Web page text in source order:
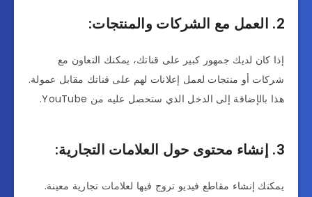
2. العمل مع الشركات والمنتجات:
إذا كان لديك جمهور كبير على قناتك، يمكنك التعاون مع
شركات أو منتجات لعمل إعلانات لهم على قناتك مقابل عمولة.
هذا بالإضافة إلى الدخل الذي ستحصل عليه من YouTube.
3. إنشاء محتوى حول العلامات التجارية:
يمكنك إنشاء مقاطع فيديو تروج فيها لعلامات تجارية معينة.